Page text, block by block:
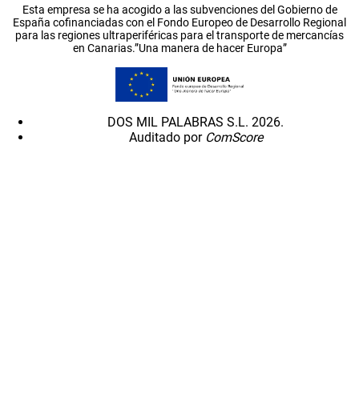
Esta empresa se ha acogido a las subvenciones del Gobierno de
España cofinanciadas con el Fondo Europeo de Desarrollo Regional
para las regiones ultraperiféricas para el transporte de mercancías
en Canarias.”Una manera de hacer Europa”
DOS MIL PALABRAS S.L. 2026.
Auditado por ComScore